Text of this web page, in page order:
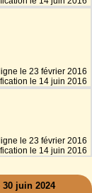
le 23 février 2016
le 14 juin 2016
le 23 février 2016
le 14 juin 2016
juin 2024